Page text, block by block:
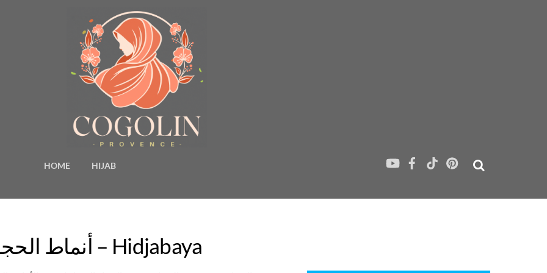
HOME HIJAB
أنماط الحجاب لأشكال الوجه المختلفة – Hidjabaya